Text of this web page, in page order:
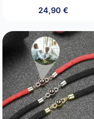
24,90 €